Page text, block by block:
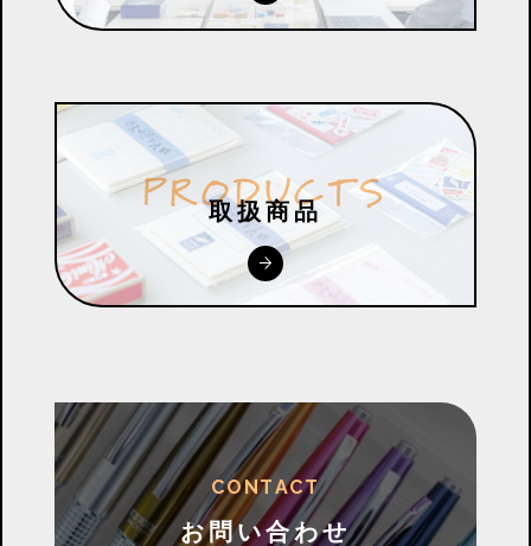
PRODUCTS
取扱商品
CONTACT
お問い合わせ